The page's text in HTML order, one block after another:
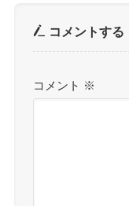
コメントする
コメント ※